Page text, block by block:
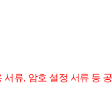
서류, 암호 설정 서류 등